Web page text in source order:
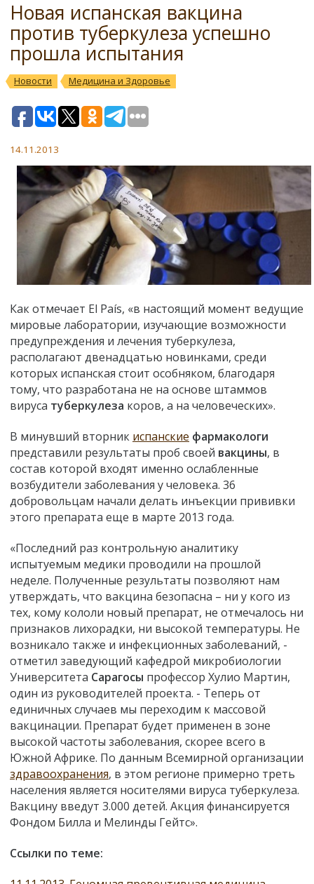
Новая испанская вакцина
против туберкулеза успешно
прошла испытания
Новости Медицина и Здоровье
14.11.2013
Как отмечает El País, «в настоящий момент ведущие
мировые лаборатории, изучающие возможности
предупреждения и лечения туберкулеза,
располагают двенадцатью новинками, среди
которых испанская стоит особняком, благодаря
тому, что разработана не на основе штаммов
вируса туберкулеза коров, а на человеческих».
В минувший вторник испанские фармакологи
представили результаты проб своей вакцины, в
состав которой входят именно ослабленные
возбудители заболевания у человека. 36
добровольцам начали делать инъекции прививки
этого препарата еще в марте 2013 года.
«Последний раз контрольную аналитику
испытуемым медики проводили на прошлой
неделе. Полученные результаты позволяют нам
утверждать, что вакцина безопасна – ни у кого из
тех, кому кололи новый препарат, не отмечалось ни
признаков лихорадки, ни высокой температуры. Не
возникало также и инфекционных заболеваний, -
отметил заведующий кафедрой микробиологии
Университета Сарагосы профессор Хулио Мартин,
один из руководителей проекта. - Теперь от
единичных случаев мы переходим к массовой
вакцинации. Препарат будет применен в зоне
высокой частоты заболевания, скорее всего в
Южной Африке. По данным Всемирной организации
здравоохранения, в этом регионе примерно треть
населения является носителями вируса туберкулеза.
Вакцину введут 3.000 детей. Акция финансируется
Фондом Билла и Мелинды Гейтс».
Ссылки по теме: